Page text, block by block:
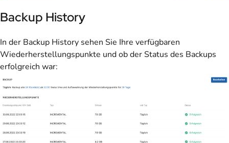
Backup History
In der Backup History sehen Sie Ihre verfügbaren
Wiederherstellungspunkte und ob der Status des Backups
erfolgreich war: